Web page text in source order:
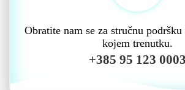
Obratite nam se za stručnu
kojem trenutku.
+385 95 123 0003